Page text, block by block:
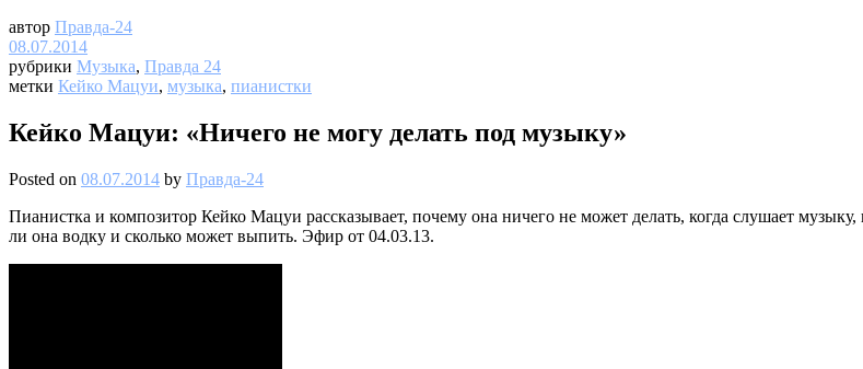
автор Правда-24
08.07.2014
рубрики Музыка, Правда 24
метки Кейко Мацуи, музыка, пианистки
Кейко Мацуи: «Ничего не могу делать под музыку»
Posted on 08.07.2014 by Правда-24
Пианистка и композитор Кейко Мацуи рассказывает, почему она ничего не может делать, когда слушает
ли она водку и сколько может выпить. Эфир от 04.03.13.